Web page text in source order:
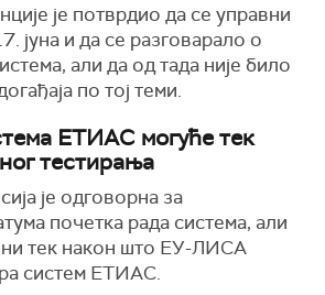
је потврдио да се управни
јуна и да се разговарало о
али да од тада није било
по тој теми.
ЕТИАС могуће тек
тестирања
је одговорна за
почетка рада система, али
тек након што ЕУ-ЛИСА
систем ЕТИАС.